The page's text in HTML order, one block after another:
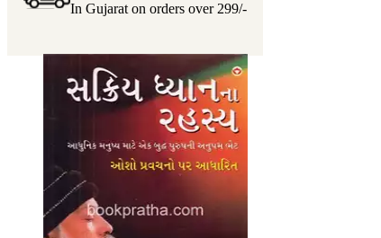
In Gujarat on orders over 299/-